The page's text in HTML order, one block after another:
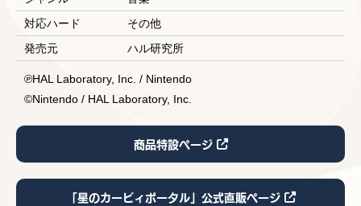
対応ハード
その他
発売元
ハル研究所
℗HAL Laboratory, Inc. / Nintendo
©Nintendo / HAL Laboratory, Inc.
商品特設ページ
「星のカービィポータル」公式直販ページ